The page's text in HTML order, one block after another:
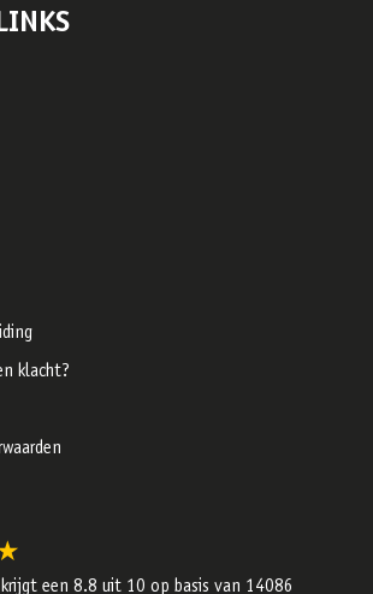
klacht?
krijgt een 8.8 uit 10 op basis van 14086